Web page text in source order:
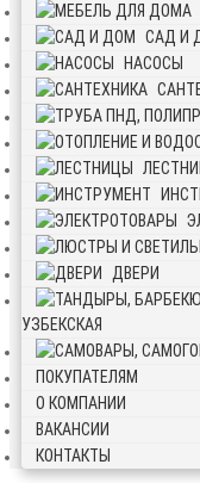
САД И
НАСОСЫ
ДВЕРИ
УЗБЕКСКАЯ
ПОКУПАТЕЛЯМ
О КОМПАНИИ
ВАКАНСИИ
КОНТАКТЫ